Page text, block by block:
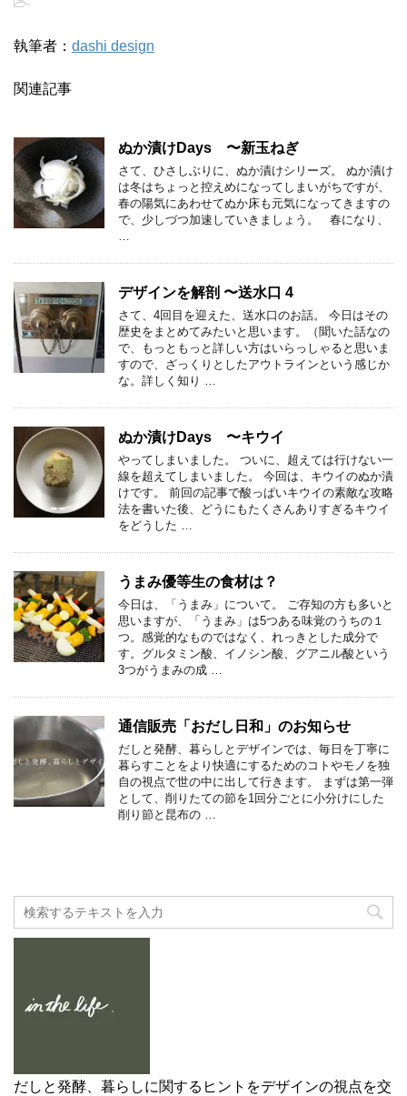
-
執筆者： dashi design
関連記事
ぬか漬けDays 〜新玉ねぎ
さて、ひさしぶりに、ぬか漬けシリーズ。 ぬか漬け
は冬はちょっと控えめになってしまいがちですが、
春の陽気にあわせてぬか床も元気になってきますの
で、少しづつ加速していきましょう。 春になり、
…
デザインを解剖 〜送水口 4
さて、4回目を迎えた、送水口のお話。 今日はその
歴史をまとめてみたいと思います。（聞いた話なの
で、もっともっと詳しい方はいらっしゃると思いま
すので、ざっくりとしたアウトラインという感じか
な。詳しく知り …
ぬか漬けDays 〜キウイ
やってしまいました。 ついに、超えては行けない一
線を超えてしまいました。 今回は、キウイのぬか漬
けです。 前回の記事で酸っぱいキウイの素敵な攻略
法を書いた後、どうにもたくさんありすぎるキウイ
をどうした …
うまみ優等生の食材は？
今日は、「うまみ」について。 ご存知の方も多いと
思いますが、「うまみ」は5つある味覚のうちの１
つ。感覚的なものではなく、れっきとした成分で
す。グルタミン酸、イノシン酸、グアニル酸という
3つがうまみの成 …
通信販売「おだし日和」のお知らせ
だしと発酵、暮らしとデザインでは、毎日を丁寧に
暮らすことをより快適にするためのコトやモノを独
自の視点で世の中に出して行きます。 まずは第一弾
として、削りたての節を1回分ごとに小分けにした
削り節と昆布の …
だしと発酵、暮らしに関するヒントをデザインの視点を交